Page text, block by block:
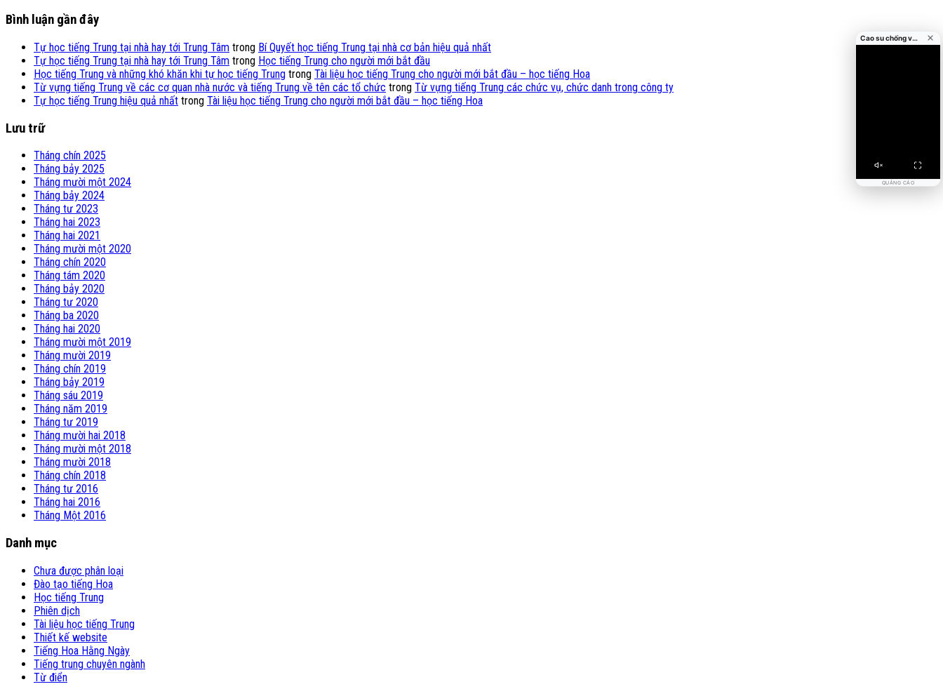
Bình luận gần đây
Tự học tiếng Trung tại nhà hay tới Trung Tâm trong Bí Quyết học tiếng Trung tại nhà cơ bản hiệu quả nhất
Tự học tiếng Trung tại nhà hay tới Trung Tâm trong Học tiếng Trung cho người mới bắt đầu
Học tiếng Trung và những khó khăn khi tự học tiếng Trung trong Tài liệu học tiếng Trung cho người mới bắt đầu – học tiếng Hoa
Từ vựng tiếng Trung về các cơ quan nhà nước và tiếng Trung về tên các tổ chức trong Từ vựng tiếng Trung các chức vụ, chức danh trong công ty
Tự học tiếng Trung hiệu quả nhất trong Tài liệu học tiếng Trung cho người mới bắt đầu – học tiếng Hoa
Lưu trữ
Tháng chín 2025
Tháng bảy 2025
Tháng mười một 2024
Tháng bảy 2024
Tháng tư 2023
Tháng hai 2023
Tháng hai 2021
Tháng mười một 2020
Tháng chín 2020
Tháng tám 2020
Tháng bảy 2020
Tháng tư 2020
Tháng ba 2020
Tháng hai 2020
Tháng mười một 2019
Tháng mười 2019
Tháng chín 2019
Tháng bảy 2019
Tháng sáu 2019
Tháng năm 2019
Tháng tư 2019
Tháng mười hai 2018
Tháng mười một 2018
Tháng mười 2018
Tháng chín 2018
Tháng tư 2016
Tháng hai 2016
Tháng Một 2016
Danh mục
Chưa được phân loại
Đào tạo tiếng Hoa
Học tiếng Trung
Phiên dịch
Tài liệu học tiếng Trung
Thiết kế website
Tiếng Hoa Hằng Ngày
Tiếng trung chuyên ngành
Từ điển
Cao su chống va đập cửa
QUẢNG CÁO